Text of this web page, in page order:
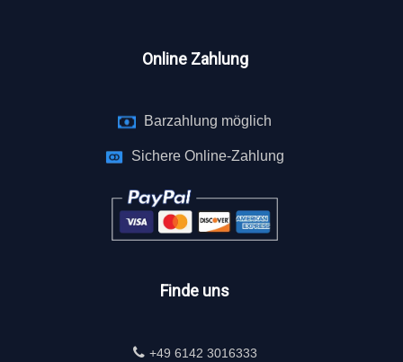
Online Zahlung
Barzahlung möglich
Sichere Online-Zahlung
Finde uns
+49 6142 3016333